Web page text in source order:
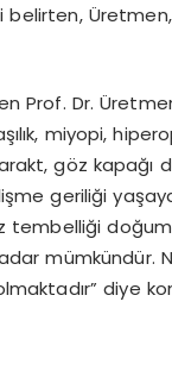
belirten,
Prof. Dr.
miyopi,
göz kapağı
geriliği
tembelliği
mümkündür.
diye